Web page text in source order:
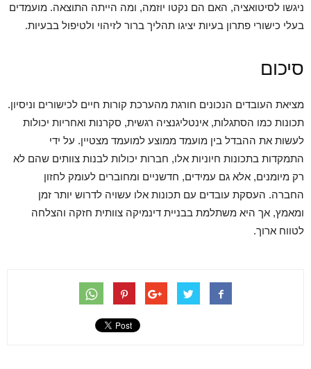
ניגשו לסיטואציה, האם הם נקטו יוזמה, ומה הייתה התוצאה. מועמדים
בעלי כישורי פתרון בעיות יציגו תהליך ברור לזיהוי ולטיפול בבעיות.
סיכום
מציאת העובדים הנכונים חורגת מהערכת קורות חיים לכישורים וניסיון.
תכונות כמו הסתגלות, אינטליגנציה רגשית, סקרנות ואחריות יכולות
לעשות את ההבדל בין מועמד ממוצע למועמד מצטיין. על ידי
התמקדות בתכונות חיוניות אלו, חברות יכולות לבנות צוותים שהם לא
רק מיומנים, אלא גם עמידים, חדשניים ומחוברים לעומק לחזון
החברה. העסקת עובדים עם תכונות אלו עשויה לדרוש יותר זמן
ומאמץ, אך היא משתלמת בבניית דינמיקה צוותית חזקה והצלחה
לטווח ארוך.